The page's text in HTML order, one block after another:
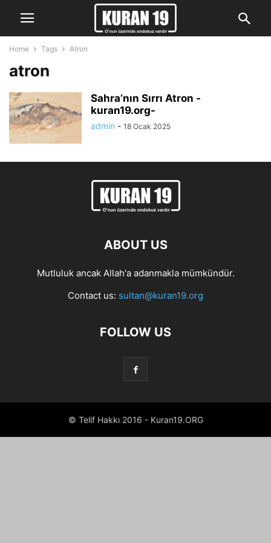
Home Tags Atron
atron
Sahra’nın Sırrı Atron -
kuran19.org-
admin - 18 Ocak 2025
ABOUT US
Mutluluk ancak Allah'a adanmakla mümkündür.
Contact us: sultan@kuran19.org
FOLLOW US
© Telif Hakkı 2016 - Kuran19.ORG